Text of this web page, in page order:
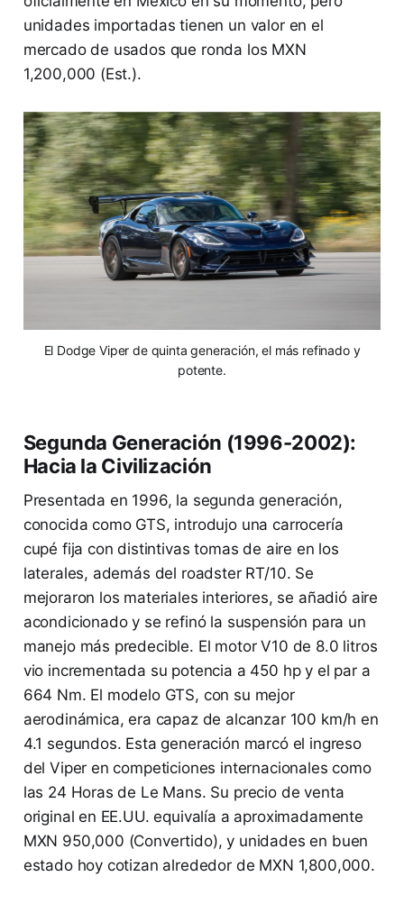
unidades importadas tienen un valor en el
mercado de usados que ronda los MXN
1,200,000 (Est.).
El Dodge Viper de quinta generación, el más refinado y
potente.
Segunda Generación (1996-2002):
Hacia la Civilización
Presentada en 1996, la segunda generación,
conocida como GTS, introdujo una carrocería
cupé fija con distintivas tomas de aire en los
laterales, además del roadster RT/10. Se
mejoraron los materiales interiores, se añadió aire
acondicionado y se refinó la suspensión para un
manejo más predecible. El motor V10 de 8.0 litros
vio incrementada su potencia a 450 hp y el par a
664 Nm. El modelo GTS, con su mejor
aerodinámica, era capaz de alcanzar 100 km/h en
4.1 segundos. Esta generación marcó el ingreso
del Viper en competiciones internacionales como
las 24 Horas de Le Mans. Su precio de venta
original en EE.UU. equivalía a aproximadamente
MXN 950,000 (Convertido), y unidades en buen
estado hoy cotizan alrededor de MXN 1,800,000.